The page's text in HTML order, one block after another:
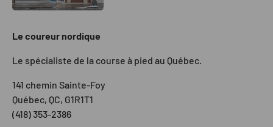
Le coureur nordique
Le spécialiste de la course à pied au Québec.
141 chemin Sainte-Foy
Québec, QC, G1R1T1
(418) 353-2386